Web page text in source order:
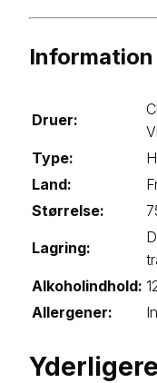
Information
Druer:
Type:
Land:
Størrelse:
Lagring:
Alkoholindhold:
Allergener: